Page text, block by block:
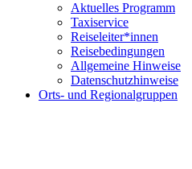
Aktuelles Programm
Taxiservice
Reiseleiter*innen
Reisebedingungen
Allgemeine Hinweise
Datenschutzhinweise
Orts- und Regionalgruppen